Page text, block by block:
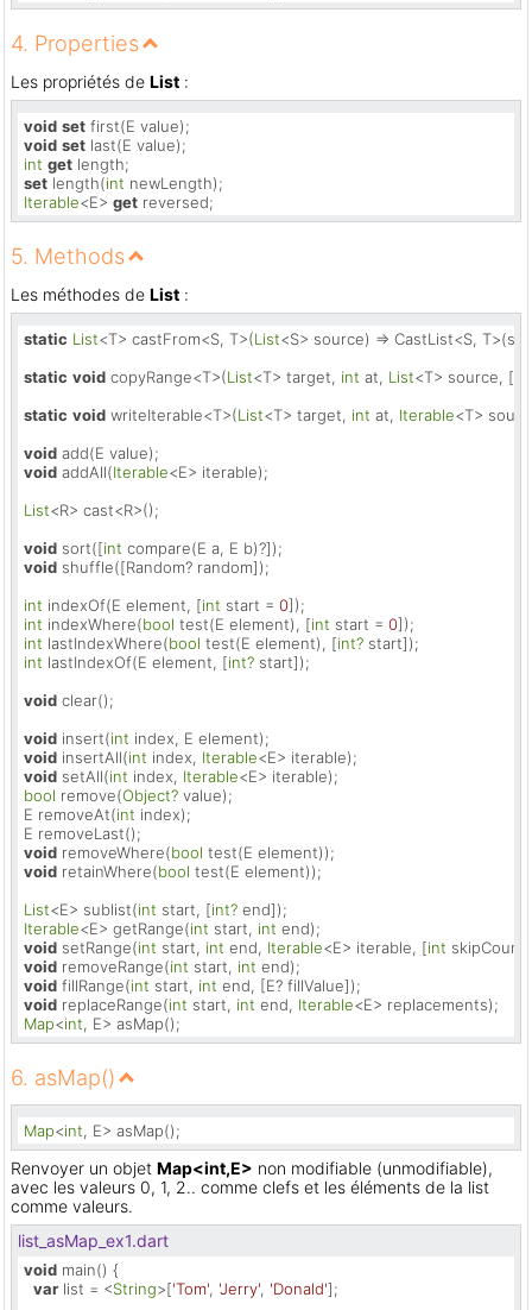
4. Properties
Les propriétés de List :
void set
void set
int get
set length(int
Iterable<E> get reversed;
5. Methods
Les méthodes de List :
static List<T> castFrom<S, T>(List<S> source) => CastList<S,
static void copyRange<T>(List<T> target, int at, List<T> source, [
static void writeIterable<T>(List<T> target, int at, Iterable<T>
void
void addAll(Iterable<E> iterable);
List<R> cast<R>();
void sort([int
void shuffle([Random? random]);
int indexOf(E element, [int start = 0
int indexWhere(bool test(E element), [int start = 0
int lastIndexWhere(bool test(E element), [int?
int lastIndexOf(E element, [int? start]);
void clear();
void insert(int
void insertAll(int index, Iterable
void setAll(int index, Iterable
bool remove(Object? value);
E removeAt(int index);
void removeWhere(bool
void retainWhere(bool test(E element));
List<E> sublist(int start, [int?
Iterable<E> getRange(int start, int
void setRange(int start, int end, Iterable<E> iterable, [int
void removeRange(int start, int
void fillRange(int start, int
void replaceRange(int start, int end, Iterable
Map<int, E> asMap();
6. asMap()
Map<int, E> asMap();
Renvoyer un objet Map<int,E> non modifiable (unmodifiable),
avec les valeurs 0, 1, 2.. comme clefs et les éléments de la list
comme valeurs.
list_asMap_ex1.dart
void main() {
var list = <String>['Tom', 'Jerry', 'Donald'];